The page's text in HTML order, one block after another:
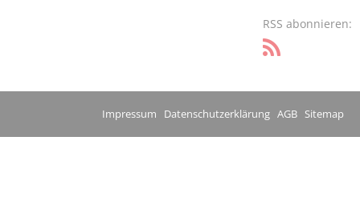
RSS abonnieren:
Impressum Datenschutzerklärung AGB Sitemap